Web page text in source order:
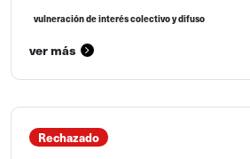
vulneración de interés colectivo y difuso
ver más
Rechazado